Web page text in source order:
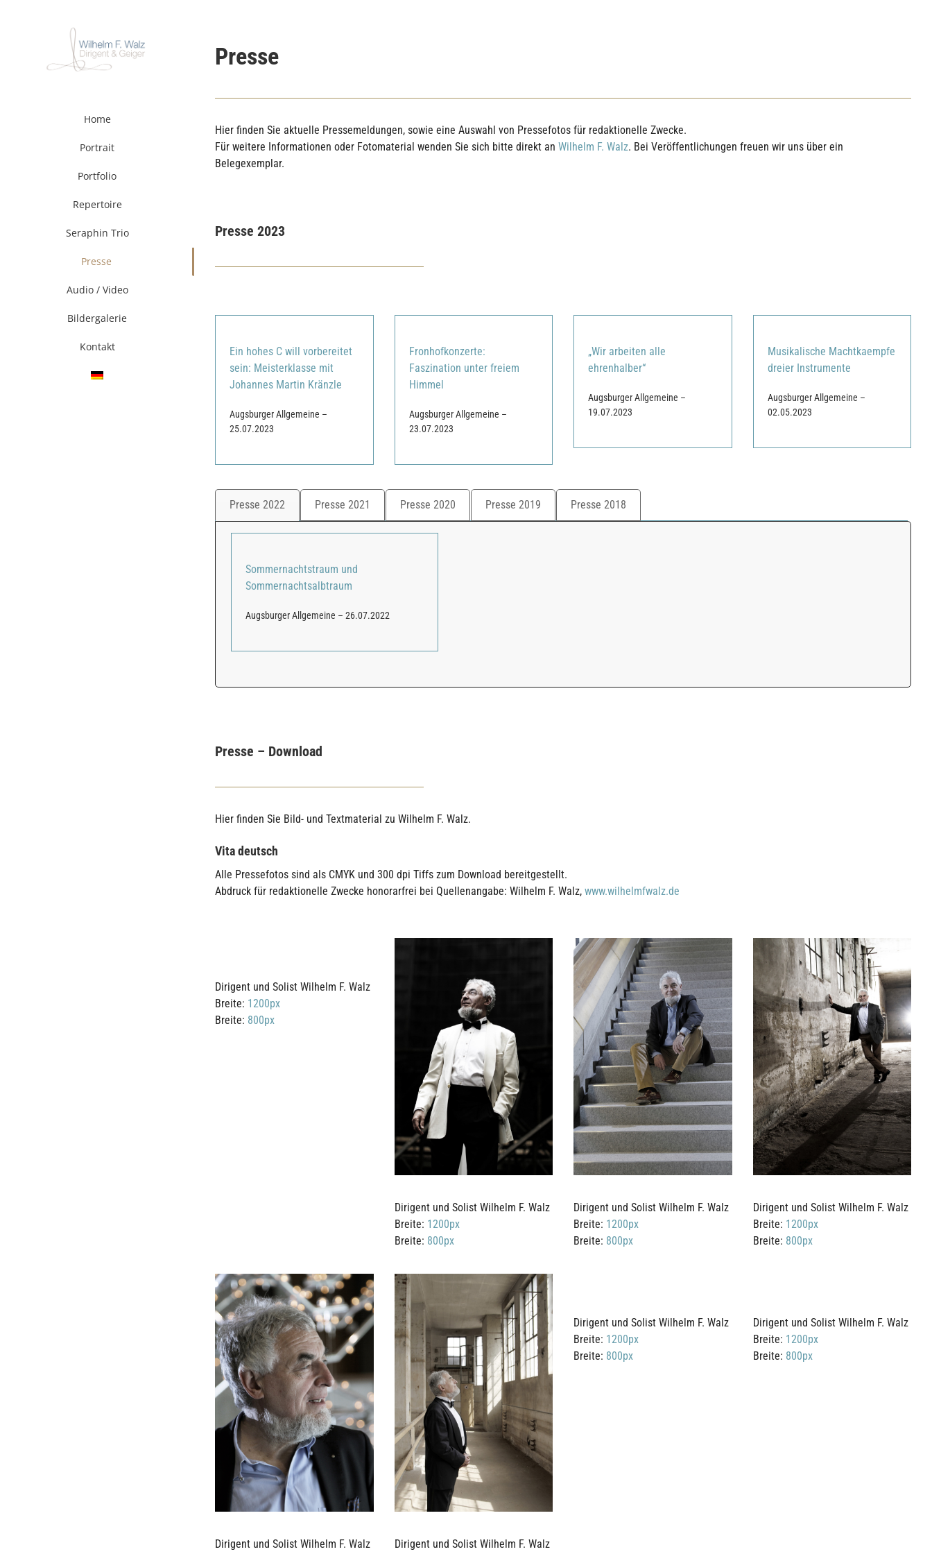
Home
Portrait
Portfolio
Repertoire
Seraphin Trio
Presse
Audio / Video
Bildergalerie
Kontakt
Presse
Hier finden Sie aktuelle Pressemeldungen, sowie eine Auswahl von Pressefotos für redaktionelle Zwecke.
Für weitere Informationen oder Fotomaterial wenden Sie sich bitte direkt an Wilhelm F. Walz. Bei Veröffentlichungen freuen wir uns über ein
Belegexemplar.
Presse 2023
Ein hohes C will vorbereitet
sein: Meisterklasse mit
Johannes Martin Kränzle
Augsburger Allgemeine –
25.07.2023
Fronhofkonzerte:
Faszination unter freiem
Himmel
Augsburger Allgemeine –
23.07.2023
„Wir arbeiten alle
ehrenhalber“
Augsburger Allgemeine –
19.07.2023
Musikalische Machtkaempfe
dreier Instrumente
Augsburger Allgemeine –
02.05.2023
Presse 2022 Presse 2021 Presse 2020 Presse 2019 Presse 2018
Sommernachtstraum und
Sommernachtsalbtraum
Augsburger Allgemeine – 26.07.2022
Presse – Download
Hier finden Sie Bild- und Textmaterial zu Wilhelm F. Walz.
Vita deutsch
Alle Pressefotos sind als CMYK und 300 dpi Tiffs zum Download bereitgestellt.
Abdruck für redaktionelle Zwecke honorarfrei bei Quellenangabe: Wilhelm F. Walz, www.wilhelmfwalz.de
Dirigent und Solist Wilhelm F. Walz
Breite: 1200px
Breite: 800px
Dirigent und Solist Wilhelm F. Walz
Breite: 1200px
Breite: 800px
Dirigent und Solist Wilhelm F. Walz
Breite: 1200px
Breite: 800px
Dirigent und Solist Wilhelm F. Walz
Breite: 1200px
Breite: 800px
Dirigent und Solist Wilhelm F. Walz Dirigent und Solist Wilhelm F. Walz
Dirigent und Solist Wilhelm F. Walz
Breite: 1200px
Breite: 800px
Dirigent und Solist Wilhelm F. Walz
Breite: 1200px
Breite: 800px